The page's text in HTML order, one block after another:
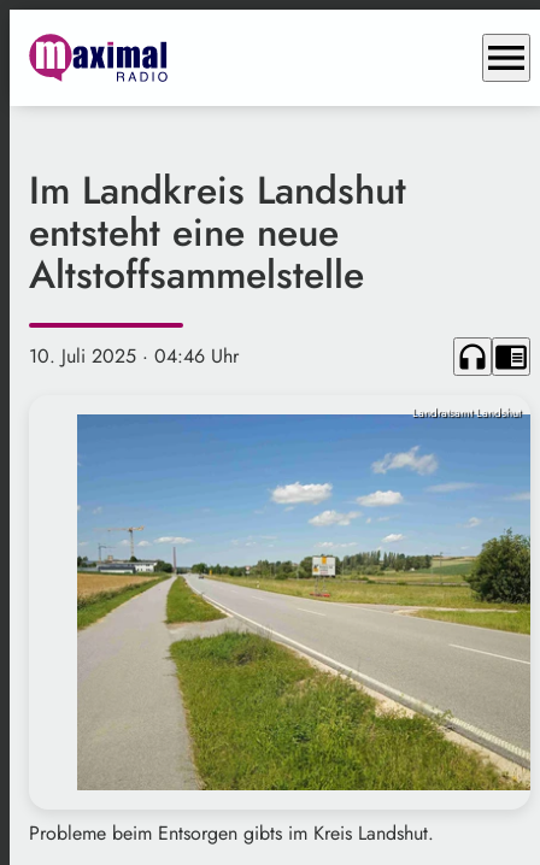
menu
Im Landkreis Landshut
entsteht eine neue
Altstoffsammelstelle
10. Juli 2025 · 04:46 Uhr headphones chrome_reader_mode
Landratsamt Landshut
Probleme beim Entsorgen gibts im Kreis Landshut.